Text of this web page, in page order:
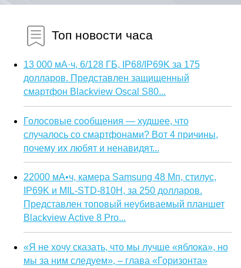
Топ новости часа
13 000 мА·ч, 6/128 ГБ, IP68/IP69K за 175
долларов. Представлен защищенный
смартфон Blackview Oscal S80...
Голосовые сообщения — худшее, что
случалось со смартфонами? Вот 4 причины,
почему их любят и ненавидят...
22000 мА•ч, камера Samsung 48 Мп, стилус,
IP69K и MIL-STD-810H, за 250 долларов.
Представлен топовый неубиваемый планшет
Blackview Active 8 Pro...
«Я не хочу сказать, что мы лучше «яблока», но
мы за ним следуем», – глава «Горизонта»